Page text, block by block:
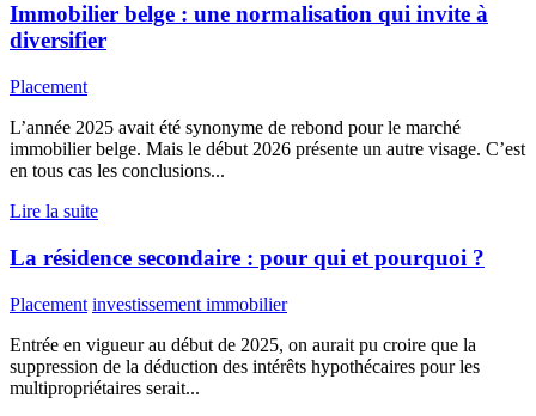
Immobilier belge : une normalisation qui invite à
diversifier
Placement
L’année 2025 avait été synonyme de rebond pour le marché
immobilier belge. Mais le début 2026 présente un autre visage. C’est
en tous cas les conclusions...
Lire la suite
La résidence secondaire : pour qui et pourquoi ?
Placement investissement immobilier
Entrée en vigueur au début de 2025, on aurait pu croire que la
suppression de la déduction des intérêts hypothécaires pour les
multipropriétaires serait...